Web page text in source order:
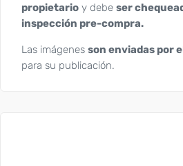
propietario y debe ser
inspección pre-compra.
Las imágenes son enviadas por
para su publicación.